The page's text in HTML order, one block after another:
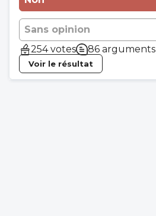
Sans opinion
254 votes
86 arguments
Voir le résultat